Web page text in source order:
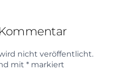
nicht veröffentlicht.
mit* markiert